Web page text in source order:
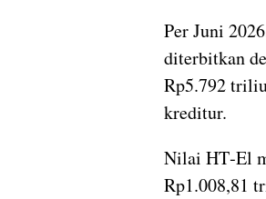
Per Juni
diterbitkan
Rp5.792
kreditur.
Nilai HT‑El
Rp1.008,81